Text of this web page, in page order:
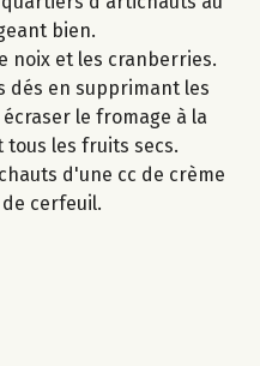
bien.
noix et les cranberries.
dés en supprimant les
le fromage à la
les fruits secs.
d'une cc de crème
cerfeuil.